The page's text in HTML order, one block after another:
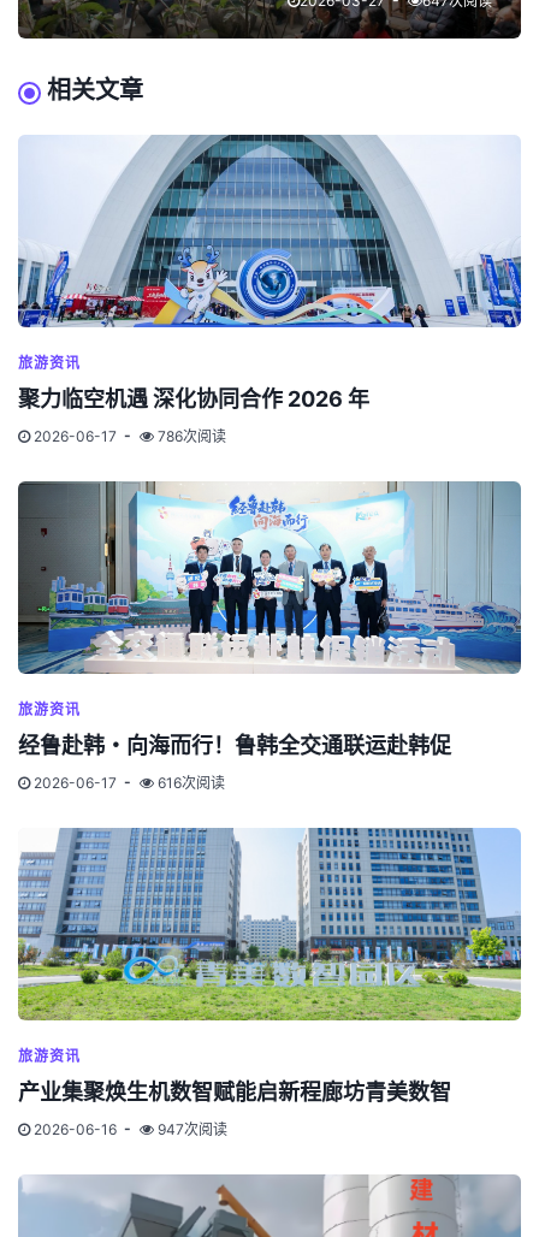
相关文章
旅游资讯
聚力临空机遇 深化协同合作 2026 年
2026-06-17 786次阅读
旅游资讯
经鲁赴韩・向海而行！鲁韩全交通联运赴韩促
2026-06-17 616次阅读
旅游资讯
产业集聚焕生机数智赋能启新程廊坊青美数智
2026-06-16 947次阅读